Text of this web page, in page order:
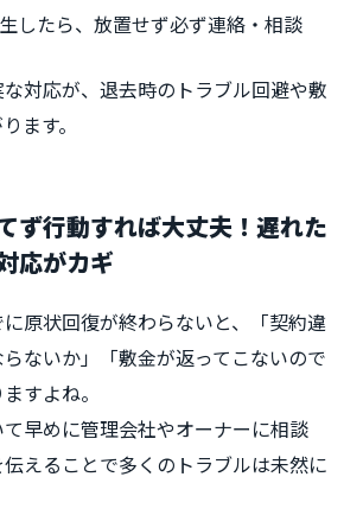
したら、放置せず必ず連絡・相談
対応が、退去時のトラブル回避や敷
ます。
ず行動すれば大丈夫！遅れた
応がカギ
原状回復が終わらないと、「契約違
ないか」「敷金が返ってこないので
すよね。
早めに管理会社やオーナーに相談
えることで多くのトラブルは未然に